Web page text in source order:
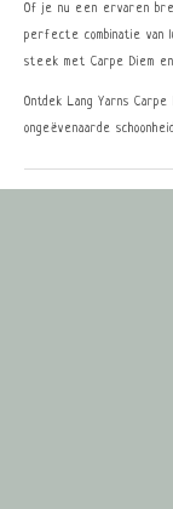
Of je nu een ervaren
perfecte combinatie van
steek met Carpe Diem
Ontdek Lang Yarns
ongeëvenaarde